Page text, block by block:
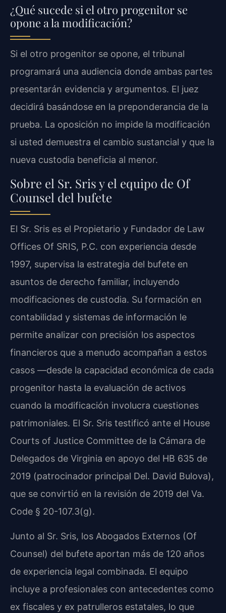
¿Qué sucede si el otro progenitor se
opone a la modificación?
Si el otro progenitor se opone, el tribunal
programará una audiencia donde ambas partes
presentarán evidencia y argumentos. El juez
decidirá basándose en la preponderancia de la
prueba. La oposición no impide la modificación
si usted demuestra el cambio sustancial y que la
nueva custodia beneficia al menor.
Sobre el Sr. Sris y el equipo de Of
Counsel del bufete
El Sr. Sris es el Propietario y Fundador de Law
Offices Of SRIS, P.C. con experiencia desde
1997, supervisa la estrategia del bufete en
asuntos de derecho familiar, incluyendo
modificaciones de custodia. Su formación en
contabilidad y sistemas de información le
permite analizar con precisión los aspectos
financieros que a menudo acompañan a estos
casos —desde la capacidad económica de cada
progenitor hasta la evaluación de activos
cuando la modificación involucra cuestiones
patrimoniales. El Sr. Sris testificó ante el House
Courts of Justice Committee de la Cámara de
Delegados de Virginia en apoyo del HB 635 de
2019 (patrocinador principal Del. David Bulova),
que se convirtió en la revisión de 2019 del Va.
Code § 20-107.3(g).
Junto al Sr. Sris, los Abogados Externos (Of
Counsel) del bufete aportan más de 120 años
de experiencia legal combinada. El equipo
incluye a profesionales con antecedentes como
ex fiscales y ex patrulleros estatales, lo que